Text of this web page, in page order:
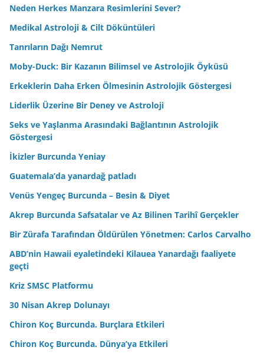
Neden Herkes Manzara Resimlerini Sever?
Medikal Astroloji & Cilt Döküntüleri
Tanrıların Dağı Nemrut
Moby-Duck: Bir Kazanın Bilimsel ve Astrolojik Öyküsü
Erkeklerin Daha Erken Ölmesinin Astrolojik Göstergesi
Liderlik Üzerine Bir Deney ve Astroloji
Seks ve Yaşlanma Arasındaki Bağlantının Astrolojik
Göstergesi
İkizler Burcunda Yeniay
Guatemala’da yanardağ patladı
Venüs Yengeç Burcunda – Besin & Diyet
Akrep Burcunda Safsatalar ve Az Bilinen Tarihî Gerçekler
Bir Zürafa Tarafından Öldürülen Yönetmen: Carlos Carvalho
ABD’nin Hawaii eyaletindeki Kilauea Yanardağı faaliyete
geçti
Kriz SMSC Platformu
30 Nisan Akrep Dolunayı
Chiron Koç Burcunda. Burçlara Etkileri
Chiron Koç Burcunda. Dünya’ya Etkileri